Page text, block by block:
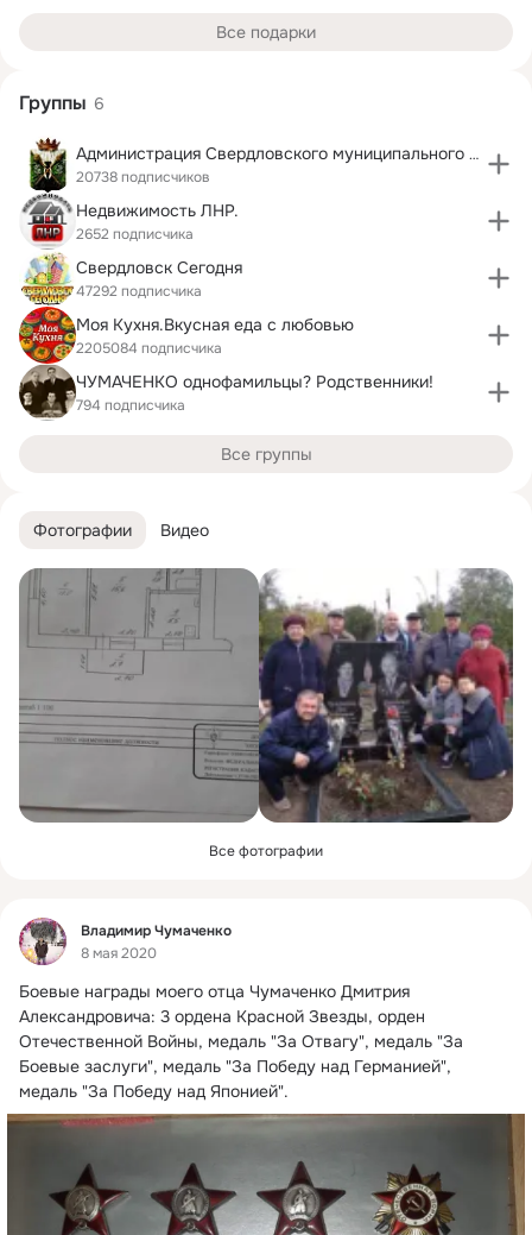
Фотографии Видео
Все фотографии
Фид
Владимир Чумаченко
8 мая 2020
Боевые награды моего отца Чумаченко Дмитрия
Александровича: 3 ордена Красной Звезды, орден
Отечественной Войны, медаль "За Отвагу", медаль "За
Боевые заслуги", медаль "За Победу над Германией",
медаль "За Победу над Японией".
Все подарки
Группы 6
Администрация Свердловского муниципального округа
20738 подписчиков
Недвижимость ЛНР.
2652 подписчика
Свердловск Сегодня
47292 подписчика
Моя Кухня.Bкусная еда с любовью
2205084 подписчика
ЧУМАЧЕНКО однофамильцы? Родственники!
794 подписчика
Все группы